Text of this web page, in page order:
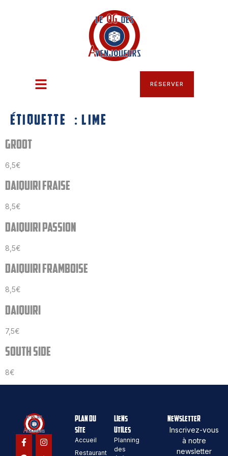
RÉSERVER
ÉTIQUETTE :LIME
GROOT
6,5€
DAIQUIRI FRAISE
8,5€
DAIQUIRI PASSION
8,5€
DAIQUIRI FRAMBOISE
8,5€
DAIQUIRI
7,5€
SOUTH SIDE
8€
PLAN DU
SITE
Accueil
Restaurant
LIENS
UTILES
Planning
des
NEWSLETTER
Inscrivez-vous
à notre
newsletter